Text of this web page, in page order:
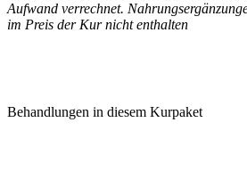
Aufwand verrechnet.
im Preis der Kur nicht enthalten
Behandlungen in diesem Kurpaket